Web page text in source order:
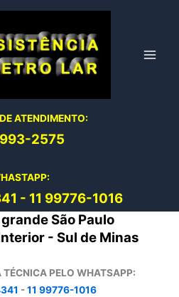
ATENDIMENTO:
2575
- 11 99776-1016
São Paulo
- Sul de Minas
TÉCNICA PELO WHATSAPP:
-11 99776-1016